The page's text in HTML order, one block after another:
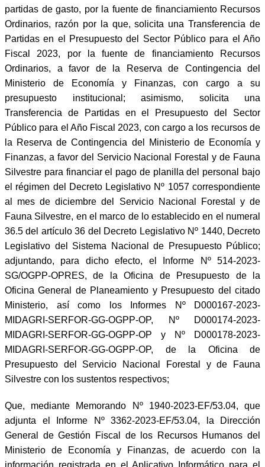
partidas de gasto, por la fuente de financiamiento Recursos
Ordinarios, razón por la que, solicita una Transferencia de
Partidas en el Presupuesto del Sector Público para el Año
Fiscal 2023, por la fuente de financiamiento Recursos
Ordinarios, a favor de la Reserva de Contingencia del
Ministerio de Economía y Finanzas, con cargo a su
presupuesto institucional; asimismo, solicita una
Transferencia de Partidas en el Presupuesto del Sector
Público para el Año Fiscal 2023, con cargo a los recursos de
la Reserva de Contingencia del Ministerio de Economía y
Finanzas, a favor del Servicio Nacional Forestal y de Fauna
Silvestre para financiar el pago de planilla del personal bajo
el régimen del Decreto Legislativo Nº 1057 correspondiente
al mes de diciembre del Servicio Nacional Forestal y de
Fauna Silvestre, en el marco de lo establecido en el numeral
36.5 del artículo 36 del Decreto Legislativo Nº 1440, Decreto
Legislativo del Sistema Nacional de Presupuesto Público;
adjuntando, para dicho efecto, el Informe Nº 514-2023-
SG/OGPP-OPRES, de la Oficina de Presupuesto de la
Oficina General de Planeamiento y Presupuesto del citado
Ministerio, así como los Informes Nº D000167-2023-
MIDAGRI-SERFOR-GG-OGPP-OP, Nº D000174-2023-
MIDAGRI-SERFOR-GG-OGPP-OP y Nº D000178-2023-
MIDAGRI-SERFOR-GG-OGPP-OP, de la Oficina de
Presupuesto del Servicio Nacional Forestal y de Fauna
Silvestre con los sustentos respectivos;
Que, mediante Memorando Nº 1940-2023-EF/53.04, que
adjunta el Informe Nº 3362-2023-EF/53.04, la Dirección
General de Gestión Fiscal de los Recursos Humanos del
Ministerio de Economía y Finanzas, de acuerdo con la
información registrada en el Aplicativo Informático para el